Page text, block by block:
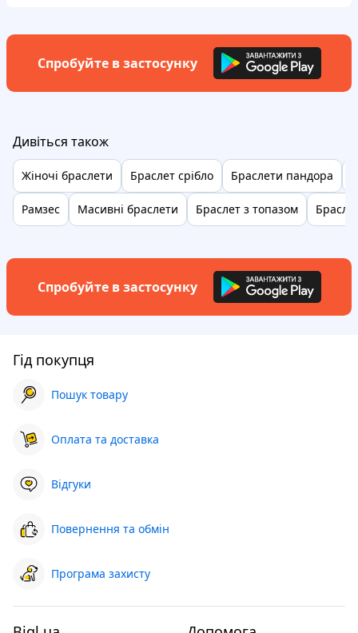
Спробуйте в застосунку
Дивіться також
Жіночі браслети Браслет срібло Браслети пандора
Рамзес Масивні браслети Браслет з топазом
Спробуйте в застосунку
Гід покупця
Пошук товару
Оплата та доставка
Відгуки
Повернення та обмін
Програма захисту